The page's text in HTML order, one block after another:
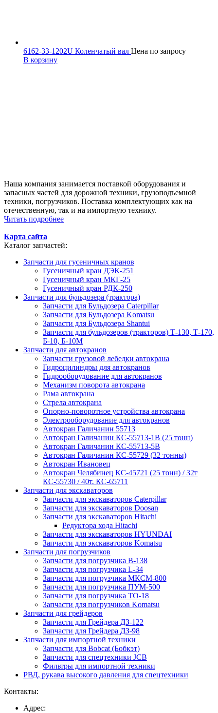
6162-33-1202U Коленчатый вал Цена по запросу
В корзину
Наша компания занимается поставкой оборудования и
запасных частей для дорожной техники, грузоподъемной
техники, погрузчиков. Поставка комплектующих как на
отечественную, так и на импортную технику.
Читать подробнее
Карта сайта
Каталог запчастей:
Запчасти для гусеничных кранов
Гусеничный кран ДЭК-251
Гусеничный кран МКГ-25
Гусеничный кран РДК-250
Запчасти для бульдозера (трактора)
Запчасти для Бульдозера Caterpillar
Запчасти для Бульдозера Komatsu
Запчасти для Бульдозера Shantui
Запчасти для бульдозеров (тракторов) Т-130, Т-170,
Б-10, Б-10М
Запчасти для автокранов
Запчасти грузовой лебедки автокрана
Гидроцилиндры для автокранов
Гидрооборудование для автокранов
Механизм поворота автокрана
Рама автокрана
Стрела автокрана
Опорно-поворотное устройства автокрана
Электрооборудование для автокранов
Автокран Галичанин 55713
Автокран Галичанин КС-55713-1В (25 тонн)
Автокран Галичанин КС-55713-5В
Автокран Галичанин КС-55729 (32 тонны)
Автокран Ивановец
Автокран Челябинец КС-45721 (25 тонн) / 32т
КС-55730 / 40т. КС-65711
Запчасти для экскаваторов
Запчасти для экскаваторов Caterpillar
Запчасти для экскаваторов Doosan
Запчасти для экскаваторов Hitachi
Редуктора хода Hitachi
Запчасти для экскаваторов HYUNDAI
Запчасти для экскаваторов Komatsu
Запчасти для погрузчиков
Запчасти для погрузчика B-138
Запчасти для погрузчика L-34
Запчасти для погрузчика МКСМ-800
Запчасти для погрузчика ПУМ-500
Запчасти для погрузчика ТО-18
Запчасти для погрузчиков Komatsu
Запчасти для грейдеров
Запчасти для Грейдера ДЗ-122
Запчасти для Грейдера ДЗ-98
Запчасти для импортной техники
Запчасти для Bobcat (Бобкэт)
Запчасти для спецтехники JCB
Фильтры для импортной техники
РВД, рукава высокого давления для спецтехники
Контакты:
Адрес: